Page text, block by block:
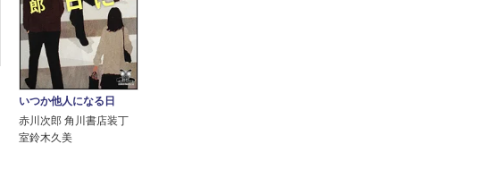
いつか他人になる日
赤川次郎 角川書店装丁
室鈴木久美